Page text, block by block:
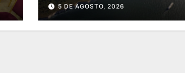
5 DE AGOSTO, 2026